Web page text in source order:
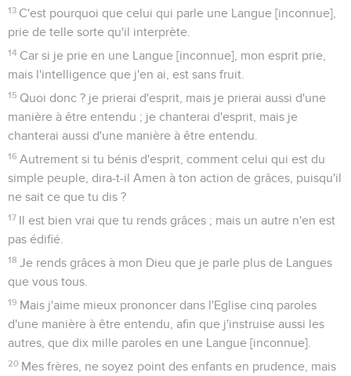
13 C'est pourquoi que celui qui parle une Langue [inconnue],
prie de telle sorte qu'il interprète.
14 Car si je prie en une Langue [inconnue], mon esprit prie,
mais l'intelligence que j'en ai, est sans fruit.
15 Quoi donc ? je prierai d'esprit, mais je prierai aussi d'une
manière à être entendu ; je chanterai d'esprit, mais je
chanterai aussi d'une manière à être entendu.
16 Autrement si tu bénis d'esprit, comment celui qui est du
simple peuple, dira-t-il Amen à ton action de grâces, puisqu'il
ne sait ce que tu dis ?
17 Il est bien vrai que tu rends grâces ; mais un autre n'en est
pas édifié.
18 Je rends grâces à mon Dieu que je parle plus de Langues
que vous tous.
19 Mais j'aime mieux prononcer dans l'Eglise cinq paroles
d'une manière à être entendu, afin que j'instruise aussi les
autres, que dix mille paroles en une Langue [inconnue].
20 Mes frères, ne soyez point des enfants en prudence, mais